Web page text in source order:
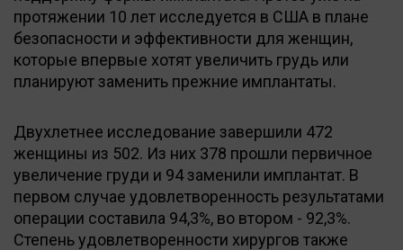
протяжении 10 лет исследуется в США в плане
безопасности и эффективности для женщин,
которые впервые хотят увеличить грудь или
планируют заменить прежние имплантаты.
Двухлетнее исследование завершили 472
женщины из 502. Из них 378 прошли первичное
увеличение груди и 94 заменили имплантат. В
первом случае удовлетворенность результатами
операции составила 94,3%, во втором - 92,3%.
Степень удовлетворенности хирургов также